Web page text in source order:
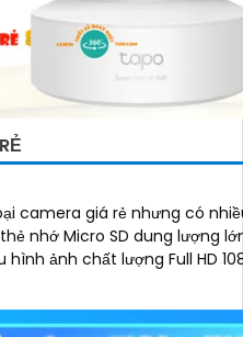
camera giá rẻ nhưng có
ảnh chất lượng Full HD